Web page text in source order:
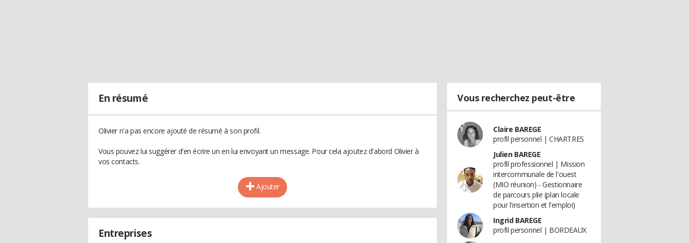
En résumé
Olivier n'a pas encore ajouté de résumé à son profil.
Vous pouvez lui suggérer d'en écrire un en lui envoyant un message. Pour cela ajoutez d'abord Olivier à
vos contacts.
Ajouter
Entreprises
Vous recherchez peut-être
Claire BAREGE
profil personnel | CHARTRES
Julien BAREGE
profil professionnel | Mission
intercommunale de l'ouest
(MIO réunion) - Gestionnaire
de parcours plie (plan locale
pour l'insertion et l'emploi)
Ingrid BAREGE
profil personnel | BORDEAUX